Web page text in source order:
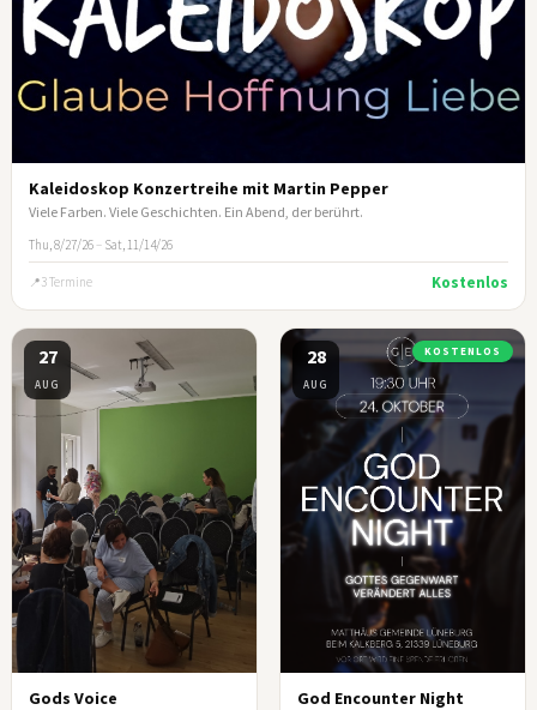
Kaleidoskop Konzertreihe mit Martin Pepper
Viele Farben. Viele Geschichten. Ein Abend, der berührt.
Thu, 8/27/26 – Sat, 11/14/26
3 Termine Kostenlos
27
AUG
Gods Voice
28
AUG
KOSTENLOS
God Encounter Night